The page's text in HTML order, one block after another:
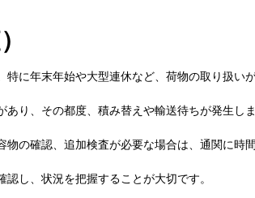
特に年末年始や大型連休など、荷物の取り扱い
り、その都度、積み替えや輸送待ちが発生し
の確認、追加検査が必要な場合は、通関に時
し、状況を把握することが大切です。